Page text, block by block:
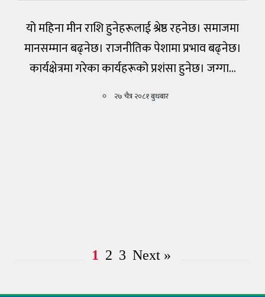
अन्तर्वार्ता
राशिफल
यो महिना मीन राशि हुनेहरूलाई श्रेष्ठ रहनेछ। समाजमा
मानसम्मान बढ्नेछ। राजनीतिक पेशामा प्रभाव बढ्नेछ।
कार्यक्षेत्रमा गरेका कार्यहरूको प्रशंसा हुनेछ। जग्गा…
२७ चैत्र २०८१ बुधबार
1 2 3 Next »